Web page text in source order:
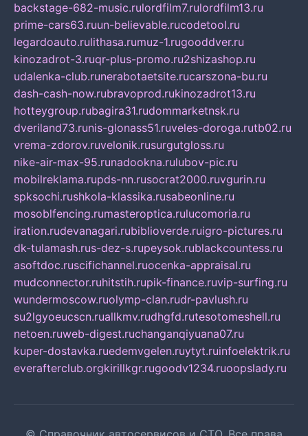
backstage-682-music.rulordfilm7.rulordfilm13.ru
prime-cars63.ruun-believable.rucodetool.ru
legardoauto.rulithasa.rumuz-1.rugooddver.ru
kinozadrot-3.ruqr-plus-promo.ru2shizashop.ru
udalenka-club.runerabotaetsite.rucarszona-bu.ru
dash-cash-now.rubravoprod.rukinozadrot13.ru
hotteygroup.rubagira31.rudommarketnsk.ru
dveriland73.runis-glonass51.ruveles-doroga.rutb02.ru
vrema-zdorov.ruvelonik.rusurgutgloss.ru
nike-air-max-95.runadookna.rulubov-pic.ru
mobilreklama.rupds-nn.rusocrat2000.ruvgurin.ru
spksochi.rushkola-klassika.rusabeonline.ru
mosoblfencing.rumasteroptica.rulucomoria.ru
iration.rudevanagari.rubiblioverde.ruigro-pictures.ru
dk-tulamash.rus-dez-s.rupeysok.rublackcountess.ru
asoftdoc.ruscifichannel.ruocenka-appraisal.ru
mudconnector.ruhitstih.rupik-finance.ruvip-surfing.ru
wundermoscow.ruolymp-clan.rudr-pavlush.ru
su2lgyoeucscn.ruallkmv.rudhgfd.rutesotomeshell.ru
netoen.ruweb-digest.ruchanganqiyuana07.ru
kuper-dostavka.ruedemvgelen.ruytyt.ruinfoelektrik.ru
everafterclub.orgkirillkgr.rugoodv1234.ruoopslady.ru